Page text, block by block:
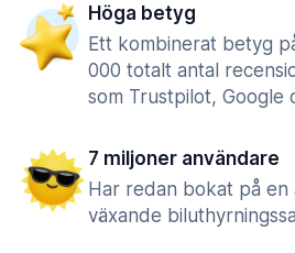
Höga betyg
Ett kombinerat betyg
000 totalt antal
som Trustpilot, Google
7 miljoner användare
Har redan bokat på en
växande